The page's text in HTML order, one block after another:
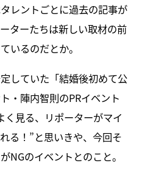
レントごとに過去の記事が
ターたちは新しい取材の前
いるのだとか。
していた「結婚後初めて公
・陣内智則のPRイベント
見る、リポーターがマイ
る！”と思いきや、今回そ
NGのイベントとのこと。